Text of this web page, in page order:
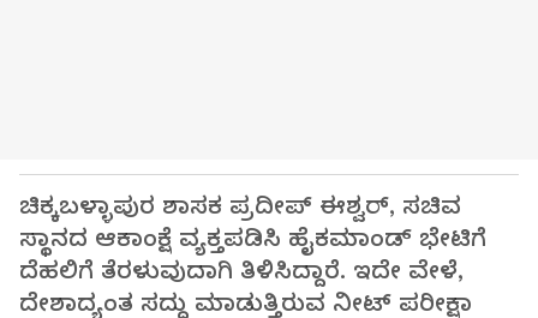
ಚಿಕ್ಕಬಳ್ಳಾಪುರ ಶಾಸಕ ಪ್ರದೀಪ್ ಈಶ್ವರ್, ಸಚಿವ
ಸ್ಥಾನದ ಆಕಾಂಕ್ಷೆ ವ್ಯಕ್ತಪಡಿಸಿ ಹೈಕಮಾಂಡ್ ಭೇಟಿಗೆ
ದೆಹಲಿಗೆ ತೆರಳುವುದಾಗಿ ತಿಳಿಸಿದ್ದಾರೆ. ಇದೇ ವೇಳೆ,
ದೇಶಾದ್ಯಂತ ಸದ್ದು ಮಾಡುತ್ತಿರುವ ನೀಟ್ ಪರೀಕ್ಷಾ